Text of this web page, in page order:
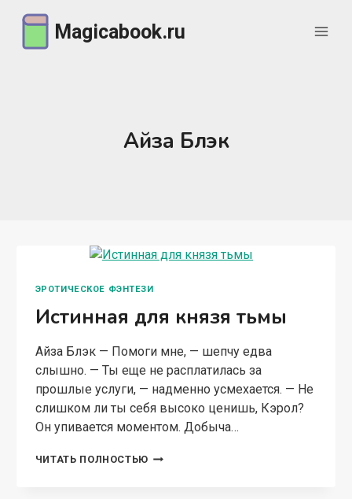
содержимому
Magicabook.ru
Айза Блэк
ЭРОТИЧЕСКОЕ ФЭНТЕЗИ
Истинная для князя тьмы
Айза Блэк — Помоги мне, — шепчу едва
слышно. — Ты еще не расплатилась за
прошлые услуги, — надменно усмехается. — Не
слишком ли ты себя высоко ценишь, Кэрол?
Он упивается моментом. Добыча…
ЧИТАТЬ ПОЛНОСТЬЮ ИСТИННАЯ